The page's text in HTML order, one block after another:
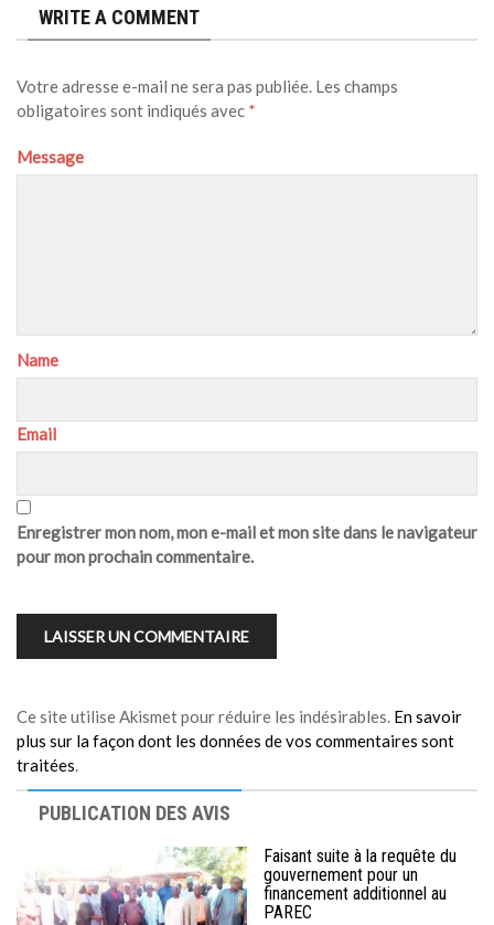
WRITE A COMMENT
Votre adresse e-mail ne sera pas publiée. Les champs
obligatoires sont indiqués avec *
Message
Name
Email
Enregistrer mon nom, mon e-mail et mon site dans le navigateur
pour mon prochain commentaire.
Ce site utilise Akismet pour réduire les indésirables. En savoir
plus sur la façon dont les données de vos commentaires sont
traitées.
PUBLICATION DES AVIS
Faisant suite à la requête du
gouvernement pour un
financement additionnel au
PAREC